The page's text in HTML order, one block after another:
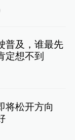
普及，谁最先
定想不到
将松开方向